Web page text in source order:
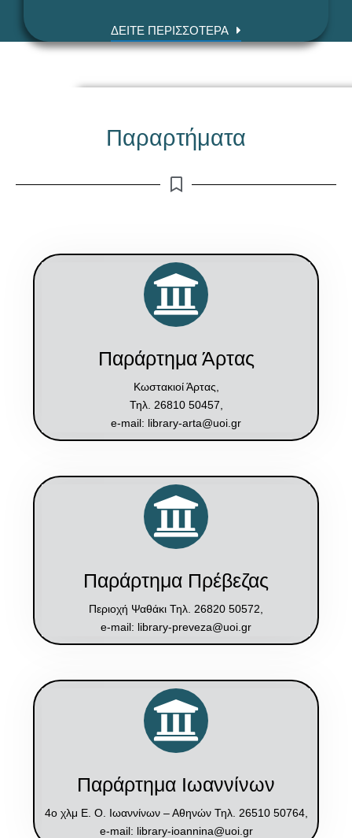
ΔΕΙΤΕ ΠΕΡΙΣΣΟΤΕΡΑ
Παραρτήματα
Παράρτημα Άρτας
Κωστακιοί Άρτας,
Τηλ. 26810 50457,
e-mail: library-arta@uoi.gr
Παράρτημα Πρέβεζας
Περιοχή Ψαθάκι Τηλ. 26820 50572,
e-mail: library-preveza@uoi.gr
Παράρτημα Ιωαννίνων
4o χλμ Ε. Ο. Ιωαννίνων – Αθηνών Τηλ. 26510 50764,
e-mail: library-ioannina@uoi.gr